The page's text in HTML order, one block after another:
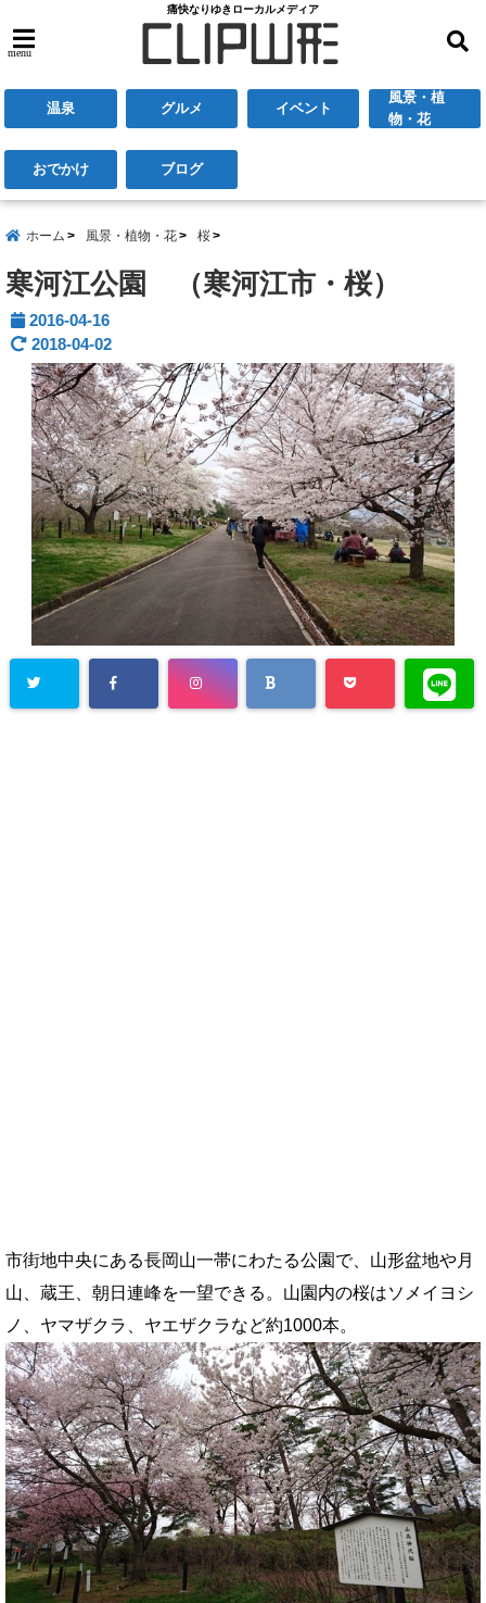
痛快なりゆきローカルメディア
menu
温泉 グルメ イベント
風景・植
物・花
おでかけ ブログ
ホーム 風景・植物・花 桜
寒河江公園 （寒河江市・桜）
2016-04-16
2018-04-02
市街地中央にある長岡山一帯にわたる公園で、山形盆地や月
山、蔵王、朝日連峰を一望できる。山園内の桜はソメイヨシ
ノ、ヤマザクラ、ヤエザクラなど約1000本。